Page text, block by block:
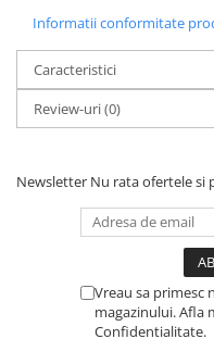
Informatii conformitate
Caracteristici
Review-uri(0)
Newsletter Nu rata ofertele si
Vreau sa primesc
magazinului. Afla
Confidentialitate.